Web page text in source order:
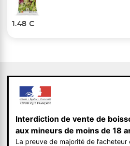
1.48 €
Interdiction de vente de
aux mineurs de moins de 18
La preuve de majorité de